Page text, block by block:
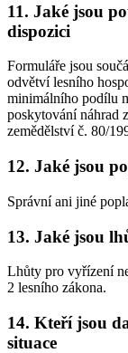
11. Jaké jsou
dispozici
Formuláře jsou
odvětví lesního
minimálního podílu
poskytování náhrad
zemědělství č. 80/
12. Jaké jsou
Správní ani jiné
13. Jaké jsou
Lhůty pro vyřízení
2 lesního zákona.
14. Kteří jsou
situace